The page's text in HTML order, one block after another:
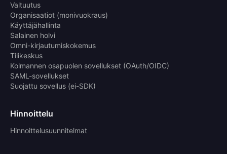
Valtuutus
Organisaatiot (monivuokraus)
Käyttäjähallinta
Salainen holvi
Omni-kirjautumiskokemus
Tilikeskus
Kolmannen osapuolen sovellukset (OAuth/OIDC)
SAML-sovellukset
Suojattu sovellus (ei-SDK)
Hinnoittelu
Hinnoittelusuunnitelmat